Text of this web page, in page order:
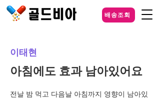
배송조회
이태현
아침에도 효과 남아있어요
전날 밤 먹고 다음날 아침까지 영향이 남아있